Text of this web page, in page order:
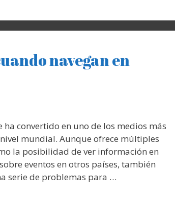
navegan en
ha convertido en uno de los medios más
mundial. Aunque ofrece múltiples
la posibilidad de ver información en
eventos en otros países, también
serie de problemas para …